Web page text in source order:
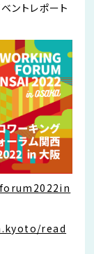
ントレポート
read